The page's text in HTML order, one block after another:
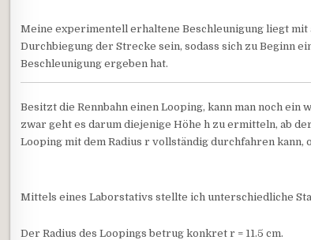
Meine experimentell erhaltene Beschleunigung liegt mit
Durchbiegung der Strecke sein, sodass sich zu Beginn
Beschleunigung ergeben hat.
Besitzt die Rennbahn einen Looping, kann man noch
zwar geht es darum diejenige Höhe h zu ermitteln, ab
Looping mit dem Radius r vollständig durchfahren kann,
Mittels eines Laborstativs stellte ich unterschiedliche
Der Radius des Loopings betrug konkret r = 11.5 cm.